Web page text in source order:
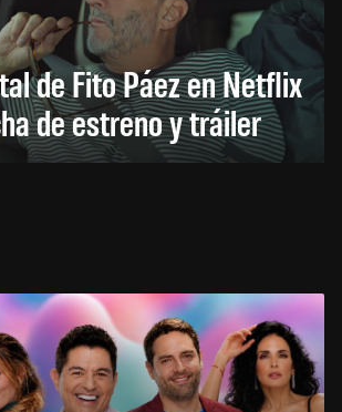
de Fito Páez en Netflix
de estreno y tráiler